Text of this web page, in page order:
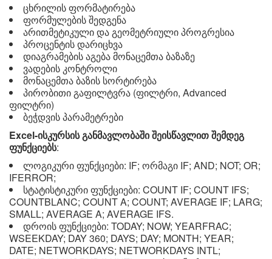
ცხრილის ფორმატირება
ფორმულების შედგენა
არითმეტიკული და გეომეტრიული პროგრესია
პროცენტის დარიცხვა
დიაგრამების აგება მონაცემთა ბაზაზე
ვადების კონტროლი
მონაცემთა ბაზის სორტირება
პირობითი გაფილტვრა (ფილტრი, Advanced
ფილტრი)
ბეჭდვის პარამეტრები
Excel-ისკურსის განმავლობაში შეისწავლით შემდეგ
ფუნქციებს:
ლოგიკური ფუნქციები: IF; ორმაგი IF; AND; NOT; OR;
IFERROR;
სტატისტიკური ფუნქციები: COUNT IF; COUNT IFS;
COUNTBLANC; COUNT A; COUNT; AVERAGE IF; LARG;
SMALL; AVERAGE A; AVERAGE IFS.
დროის ფუნქციები: TODAY; NOW; YEARFRAC;
WSEEKDAY; DAY 360; DAYS; DAY; MONTH; YEAR;
DATE; NETWORKDAYS; NETWORKDAYS INTL;